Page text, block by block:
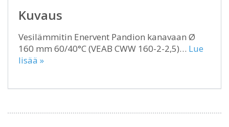
Kuvaus
Vesilämmitin Enervent Pandion kanavaan Ø
160 mm 60/40°C (VEAB CWW 160-2-2,5)… Lue
lisää »